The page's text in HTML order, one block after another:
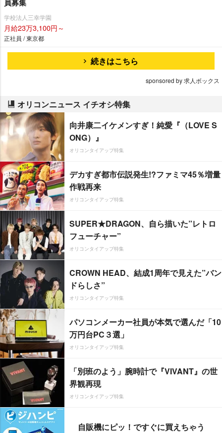
員募集
学校法人三幸学園
月給23万3,100円～
正社員 / 東京都
続きはこちら
sponsored by 求人ボックス
オリコンニュース イチオシ特集
向井康二イケメンすぎ！純愛『（LOVE S
ONG）』
オリコンタイアップ特集
デカすぎ都市伝説発生!?ファミマ45％増量
作戦再来
オリコンタイアップ特集
SUPER★DRAGON、自ら描いた”レトロ
フューチャー”
オリコンタイアップ特集
CROWN HEAD、結成1周年で見えた”バン
ドらしさ”
オリコンタイアップ特集
パソコンメーカー社員が本気で選んだ「10
万円台PC３選」
オリコンタイアップ特集
「別班のよう」腕時計で『VIVANT』の世
界観再現
オリコンタイアップ特集
自販機にピッ！ですぐに買えちゃう